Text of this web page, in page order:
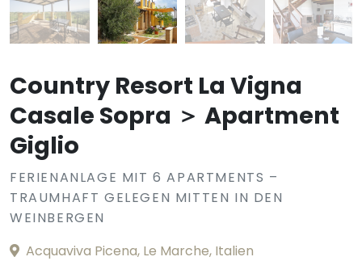
Country Resort La Vigna
Casale Sopra ＞ Apartment
Giglio
FERIENANLAGE MIT 6 APARTMENTS –
TRAUMHAFT GELEGEN MITTEN IN DEN
WEINBERGEN
Acquaviva Picena, Le Marche, Italien